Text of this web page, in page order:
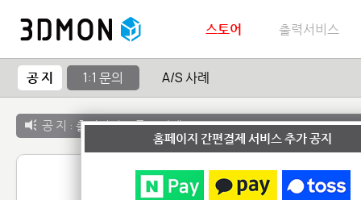
스토어 출력서비스
공 지 1:1 문의 A/S 사례
공 지 : 출력서비스 종료 안내
1:1 문
홈페이지 간편결제 서비스 추가 공지